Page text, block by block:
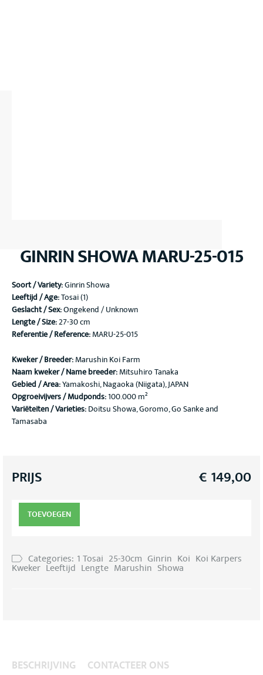
GINRIN SHOWA MARU-25-015
Soort / Variety:Ginrin Showa
Leeftijd / Age:Tosai (1)
Geslacht / Sex:Ongekend / Unknown
Lengte / Size:27-30 cm
Referentie / Reference:MARU-25-015
Kweker / Breeder:Marushin Koi Farm
Naam kweker / Name breeder:Mitsuhiro Tanaka
Gebied / Area:Yamakoshi, Nagaoka (Niigata), JAPAN
Opgroeivijvers / Mudponds:100.000 m²
Variëteiten / Varieties:Doitsu Showa, Goromo, Go Sanke and
Tamasaba
PRIJS € 149,00
TOEVOEGEN
Categories: 1 Tosai 25-30cm Ginrin Koi Koi Karpers
Kweker Leeftijd Lengte Marushin Showa
BESCHRIJVING CONTACTEER ONS